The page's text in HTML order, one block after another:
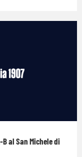
al San Michele di